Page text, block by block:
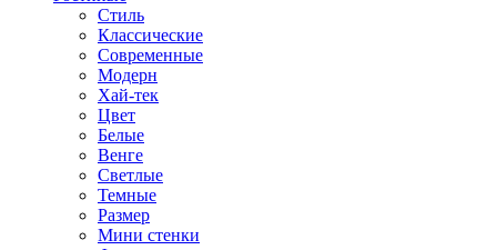
Стиль
Классические
Современные
Модерн
Хай-тек
Цвет
Белые
Венге
Светлые
Темные
Размер
Мини стенки